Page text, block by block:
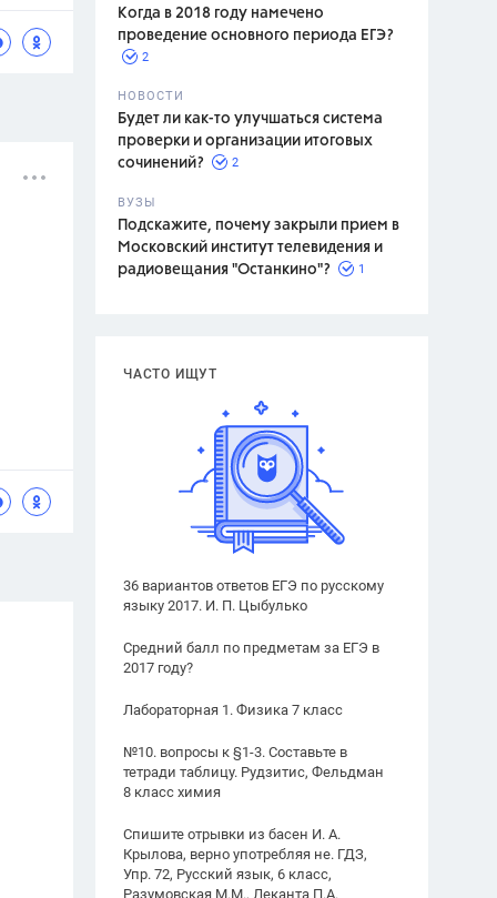
Когда в 2018 году намечено
проведение основного периода ЕГЭ?
2
НОВОСТИ
Будет ли как-то улучшаться система
проверки и организации итоговых
сочинений?
2
ВУЗЫ
Подскажите, почему закрыли прием в
Московский институт телевидения и
радиовещания "Останкино"?
1
ЧАСТО ИЩУТ
36 вариантов ответов ЕГЭ по русскому
языку 2017. И. П. Цыбулько
Средний балл по предметам за ЕГЭ в
2017 году?
Лабораторная 1. Физика 7 класс
№10. вопросы к §1-3. Составьте в
тетради таблицу. Рудзитис, Фельдман
8 класс химия
Спишите отрывки из басен И. А.
Крылова, верно употребляя не. ГДЗ,
Упр. 72, Русский язык, 6 класс,
Разумовская М.М., Леканта П.А.